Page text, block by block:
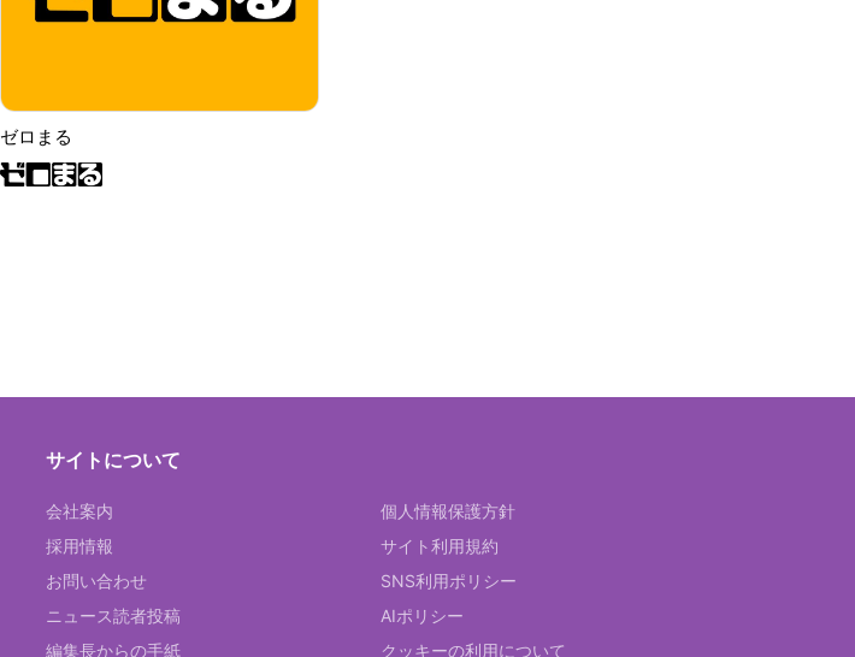
ゼロまる
サイトについて
会社案内
採用情報
お問い合わせ
ニュース読者投稿
編集長からの手紙
個人情報保護方針
サイト利用規約
SNS利用ポリシー
AIポリシー
クッキーの利用について